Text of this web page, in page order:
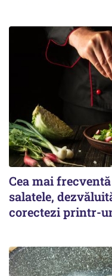
Cea mai
salatele,
corectezi printr-